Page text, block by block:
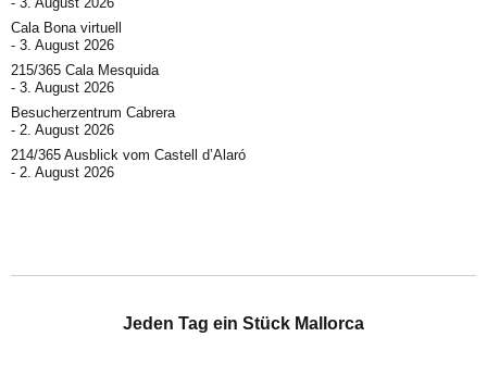
Cala Bona virtuell
3. August 2026
215/365 Cala Mesquida
3. August 2026
Besucherzentrum Cabrera
2. August 2026
214/365 Ausblick vom Castell d’Alaró
2. August 2026
Jeden Tag ein Stück Mallorca